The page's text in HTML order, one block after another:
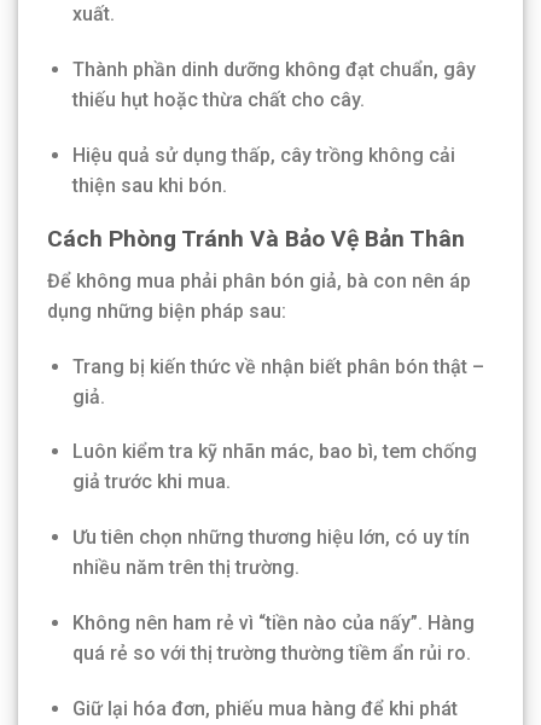
xuất.
Thành phần dinh dưỡng không đạt chuẩn, gây
thiếu hụt hoặc thừa chất cho cây.
Hiệu quả sử dụng thấp, cây trồng không cải
thiện sau khi bón.
Cách Phòng Tránh Và Bảo Vệ Bản Thân
Để không mua phải phân bón giả, bà con nên áp
dụng những biện pháp sau:
Trang bị kiến thức về nhận biết phân bón thật –
giả.
Luôn kiểm tra kỹ nhãn mác, bao bì, tem chống
giả trước khi mua.
Ưu tiên chọn những thương hiệu lớn, có uy tín
nhiều năm trên thị trường.
Không nên ham rẻ vì “tiền nào của nấy”. Hàng
quá rẻ so với thị trường thường tiềm ẩn rủi ro.
Giữ lại hóa đơn, phiếu mua hàng để khi phát